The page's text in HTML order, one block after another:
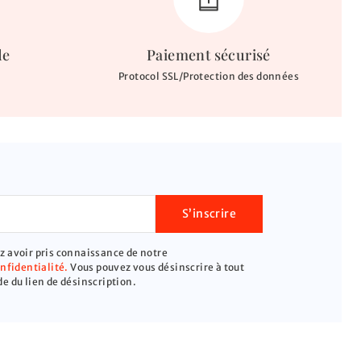
Paiement sécurisé
Protocol SSL/Protection des données
S’inscrire
avoir pris connaissance de notre
Vous pouvez vous désinscrire à tout
du lien de désinscription.